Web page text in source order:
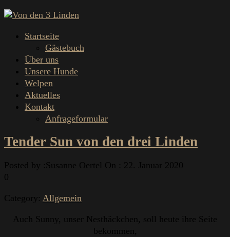
Startseite
Gästebuch
Über uns
Unsere Hunde
Welpen
Aktuelles
Kontakt
Anfrageformular
Tender Sun von den drei Linden
Posted by : Susanne Oertel On :
22. Januar 2020
0
Category: Allgemein
Auch Sunny, unser Nesthäckchen, soll heute ihre Seite
bekommen,